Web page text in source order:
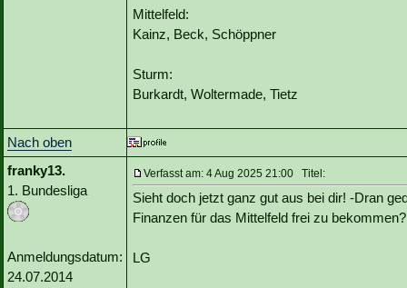
Mittelfeld:
Kainz, Beck, Schöppner
Sturm:
Burkardt, Woltermade, Tietz
Nach oben
franky13.
1. Bundesliga
Anmeldungsdatum:
24.07.2014
Verfasst am: 4 Aug 2025 21:00 Titel:
Sieht doch jetzt ganz gut aus bei dir! -Dran
Finanzen für das Mittelfeld frei zu bekommen?
LG